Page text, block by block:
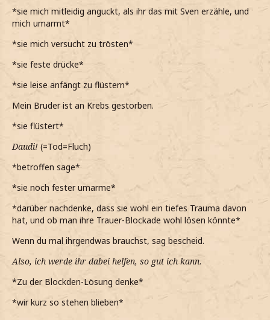
*während der Umarmung leise flüstere*
*beschließe ihm dann auch die Wahrheit zu erzählen, als
er nach mir fragt, wieso so traurig bin*
Mein Bruder ist an Krebs gestorben
*dann ihm endlich erzähle*
*sie mich mitleidig anguckt, als ihr das mit Sven erzähle, und
mich umarmt*
*sie mich versucht zu trösten*
*sie feste drücke*
*sie leise anfängt zu flüstern*
Mein Bruder ist an Krebs gestorben.
*sie flüstert*
Daudi! (=Tod=Fluch)
*betroffen sage*
*sie noch fester umarme*
*darüber nachdenke, dass sie wohl ein tiefes Trauma davon
hat, und ob man ihre Trauer-Blockade wohl lösen könnte*
Wenn du mal ihrgendwas brauchst, sag bescheid.
Also, ich werde ihr dabei helfen, so gut ich kann.
*Zu der Blockden-Lösung denke*
*wir kurz so stehen blieben*